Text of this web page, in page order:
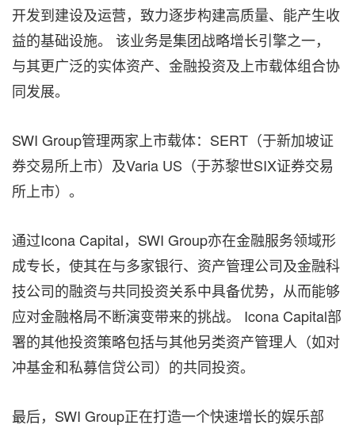
开发到建设及运营，致力逐步构建高质量、能产生收
益的基础设施。 该业务是集团战略增长引擎之一，
与其更广泛的实体资产、金融投资及上市载体组合协
同发展。
SWI Group管理两家上市载体：SERT（于新加坡证
券交易所上市）及Varia US（于苏黎世SIX证券交易
所上市）。
通过Icona Capital，SWI Group亦在金融服务领域形
成专长，使其在与多家银行、资产管理公司及金融科
技公司的融资与共同投资关系中具备优势，从而能够
应对金融格局不断演变带来的挑战。 Icona Capital部
署的其他投资策略包括与其他另类资产管理人（如对
冲基金和私募信贷公司）的共同投资。
最后，SWI Group正在打造一个快速增长的娱乐部